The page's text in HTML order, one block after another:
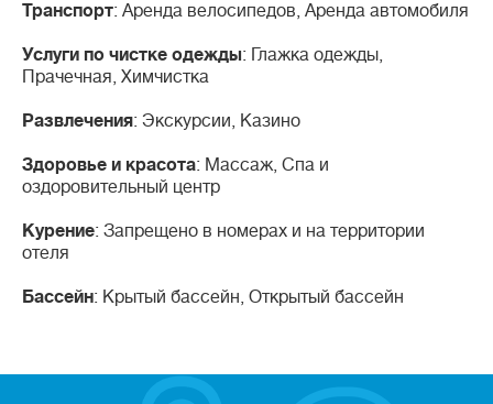
Транспорт: Аренда велосипедов, Аренда автомобиля
Услуги по чистке одежды: Глажка одежды,
Прачечная, Химчистка
Развлечения: Экскурсии, Казино
Здоровье и красота: Массаж, Спа и
оздоровительный центр
Курение: Запрещено в номерах и на территории
отеля
Бассейн: Крытый бассейн, Открытый бассейн